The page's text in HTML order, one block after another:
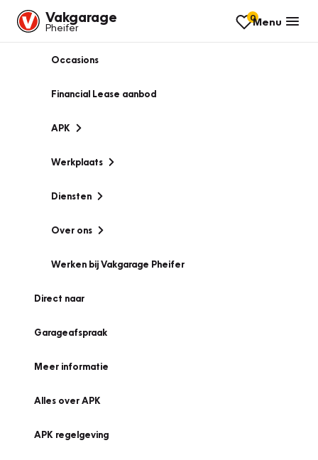
Vakgarage
Pheifer
0Menu
Occasions
Financial Lease aanbod
APK
Werkplaats
Diensten
Over ons
Werken bij Vakgarage Pheifer
Direct naar
Garageafspraak
Meer informatie
Alles over APK
APK regelgeving